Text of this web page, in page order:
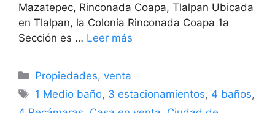
Mazatepec, Rinconada Coapa, Tlalpan Ubicada
en Tlalpan, la Colonia Rinconada Coapa 1a
Sección es … Leer más
Propiedades,venta
1 Medio baño, 3 estacionamientos, 4 baños,